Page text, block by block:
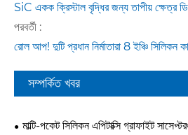
SiC একক ক্রিস্টাল বৃদ্ধির জন্য তাপীয় ক্ষেত্র
পরবর্তী :
রোল আপ! দুটি প্রধান নির্মাতারা 8 ইঞ্চি সিলিকন
সম্পর্কিত খবর
মাল্টি-পকেট সিলিকন এপিটাক্সি গ্রাফাইট